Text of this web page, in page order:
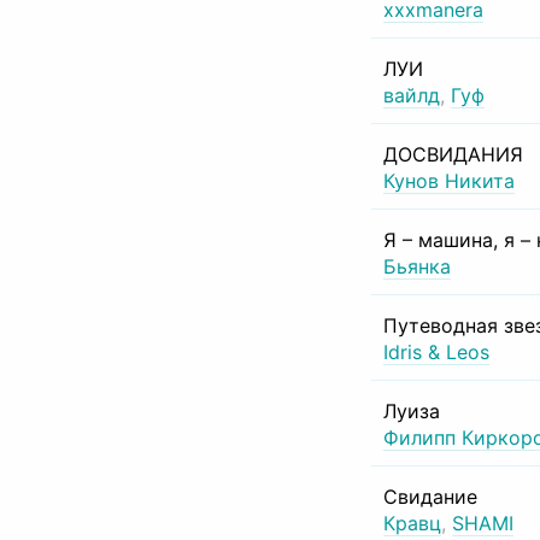
xxxmanera
ЛУИ
вайлд, Гуф
ДОСВИДАНИЯ
Кунов Никита
Я – машина, я –
Бьянка
Путеводная
Idris & Leos
Луиза
Филипп
Свидание
Кравц, SHAMI